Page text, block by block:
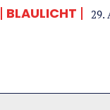
BLAULICHT 29.